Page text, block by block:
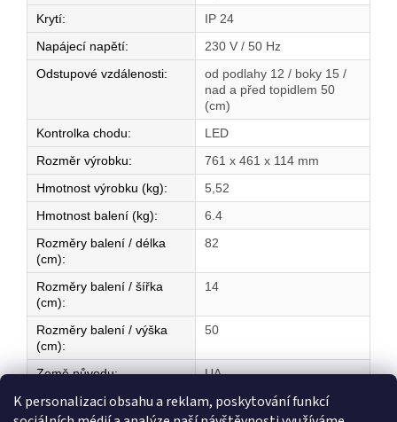
K personalizaci obsahu a reklam, poskytování funkcí
Krytí:
IP 24
Napájecí napětí:
230 V / 50 Hz
Odstupové vzdálenosti:
od podlahy 12 / boky 15 /
nad a před topidlem 50
(cm)
Kontrolka chodu:
LED
Rozměr výrobku:
761 x 461 x 114 mm
Hmotnost výrobku (kg):
5,52
Hmotnost balení (kg):
6.4
Rozměry balení / délka
(cm):
82
Rozměry balení / šířka
(cm):
14
Rozměry balení / výška
(cm):
50
Země původu: UA